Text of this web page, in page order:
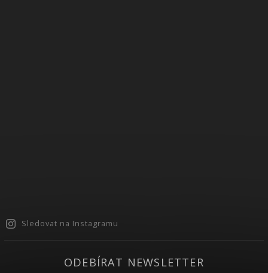
Sledovat na Instagramu
ODEBÍRAT NEWSLETTER